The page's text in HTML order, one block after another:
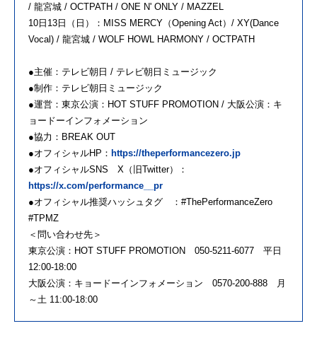
/ 龍宮城 / OCTPATH / ONE N' ONLY / MAZZEL
10日13日（日）：MISS MERCY（Opening Act）/ XY(Dance
Vocal) / 龍宮城 / WOLF HOWL HARMONY / OCTPATH
●主催：テレビ朝日 / テレビ朝日ミュージック
●制作：テレビ朝日ミュージック
●運営：東京公演：HOT STUFF PROMOTION / 大阪公演：キ
ョードーインフォメーション
●協力：BREAK OUT
●オフィシャルHP： https://theperformancezero.jp
●オフィシャルSNS X（旧Twitter）：
https://x.com/performance__pr
●オフィシャル推奨ハッシュタグ ：#ThePerformanceZero
#TPMZ
＜問い合わせ先＞
東京公演：HOT STUFF PROMOTION 050-5211-6077 平日
12:00-18:00
大阪公演：キョードーインフォメーション 0570-200-888 月
～土 11:00-18:00